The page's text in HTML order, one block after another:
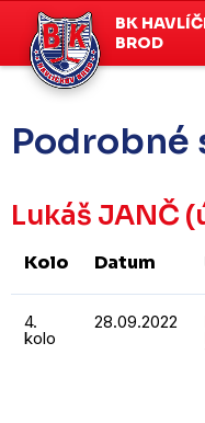
BK
BROD
Lukáš JANČ
Kolo Datum
4.
kolo
28.09.2022